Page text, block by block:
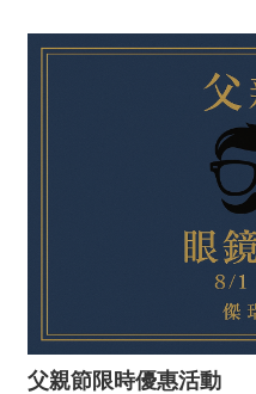
父親節限時優惠活動